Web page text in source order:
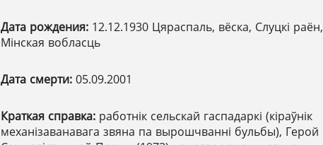
Дата рождения: 12.12.1930 Цяраспаль, вёска, Слуцкі раён,
Мінская вобласць
Дата смерти: 05.09.2001
Краткая справка: работнік сельскай гаспадаркі (кіраўнік
механізаванавага звяна па вырошчванні бульбы), Герой